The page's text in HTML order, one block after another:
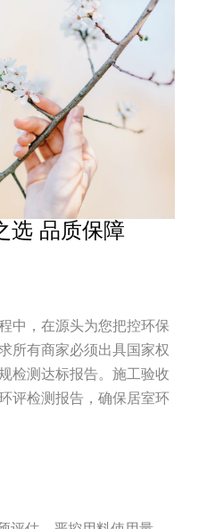
选 品质保障
，在源头为您把控环保
所有商家必须出具国家权
检测达标报告。施工验收
评检测报告，确保居室环